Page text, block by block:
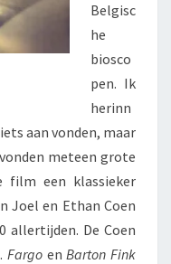
Belgisc
he
biosco
pen. Ik
herinn
aan vonden, maar
meteen grote
film een klassieker
Joel en Ethan Coen
allertijden. De Coen
FargoenBarton Fink